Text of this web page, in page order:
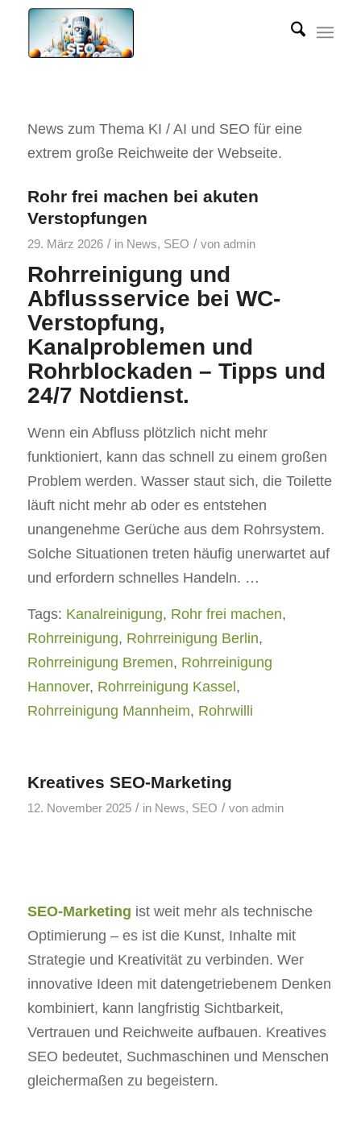
News zum Thema KI / AI und SEO für eine
extrem große Reichweite der Webseite.
Rohr frei machen bei akuten
Verstopfungen
29. März 2026 / in News, SEO / von admin
Rohrreinigung und
Abflussservice bei WC-
Verstopfung,
Kanalproblemen und
Rohrblockaden – Tipps und
24/7 Notdienst.
Wenn ein Abfluss plötzlich nicht mehr
funktioniert, kann das schnell zu einem großen
Problem werden. Wasser staut sich, die Toilette
läuft nicht mehr ab oder es entstehen
unangenehme Gerüche aus dem Rohrsystem.
Solche Situationen treten häufig unerwartet auf
und erfordern schnelles Handeln. …
Tags: Kanalreinigung, Rohr frei machen,
Rohrreinigung, Rohrreinigung Berlin,
Rohrreinigung Bremen, Rohrreinigung
Hannover, Rohrreinigung Kassel,
Rohrreinigung Mannheim, Rohrwilli
Kreatives SEO-Marketing
12. November 2025 / in News, SEO / von admin
SEO-Marketing ist weit mehr als technische
Optimierung – es ist die Kunst, Inhalte mit
Strategie und Kreativität zu verbinden. Wer
innovative Ideen mit datengetriebenem Denken
kombiniert, kann langfristig Sichtbarkeit,
Vertrauen und Reichweite aufbauen. Kreatives
SEO bedeutet, Suchmaschinen und Menschen
gleichermaßen zu begeistern.